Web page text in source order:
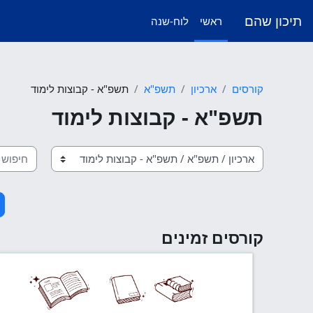
תיכון שהם ראשי לוח-שנה
קורסים ארכיון תשפ"א תשפ"א - קבוצות לימוד
תשפ"א - קבוצות לימוד
קטגוריות קורסים
חיפוש
קורסים זמינים